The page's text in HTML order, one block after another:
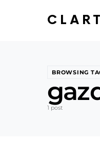
BROWSING
1 post